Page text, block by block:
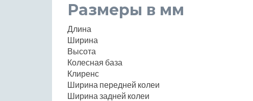
Размеры в мм
Длина
Ширина
Высота
Колесная база
Клиренс
Ширина передней колеи
Ширина задней колеи